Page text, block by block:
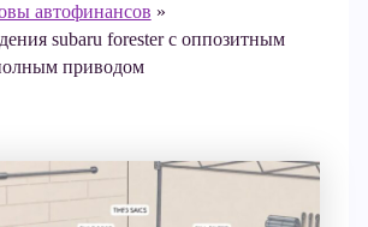
автофинансов
subaru forester с оппозитным
приводом